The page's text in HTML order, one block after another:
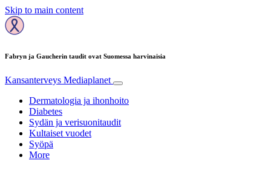
Skip to main content
Fabryn ja Gaucherin taudit ovat Suomessa harvinaisia
Kansanterveys Mediaplanet
Dermatologia ja ihonhoito
Diabetes
Sydän ja verisuonitaudit
Kultaiset vuodet
Syöpä
More